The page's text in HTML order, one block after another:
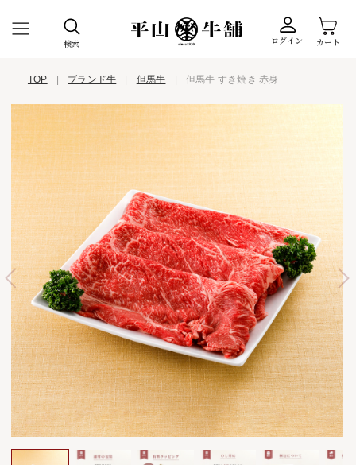
検索 ログイン カート
TOP ブランド牛 但馬牛 但馬牛 すき焼き 赤身